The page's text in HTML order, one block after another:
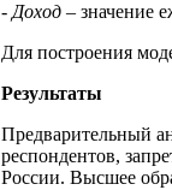
- Доход – значение
Для построения
Результаты
Предварительный
респондентов,
России. Высшее